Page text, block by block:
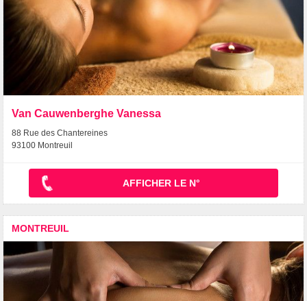
Van Cauwenberghe Vanessa
88 Rue des Chantereines
93100 Montreuil
AFFICHER LE N°
MONTREUIL